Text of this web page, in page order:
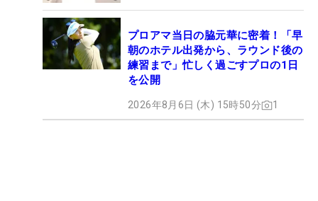
プロアマ当日の脇元華に密着！「早
朝のホテル出発から、ラウンド後の
練習まで」忙しく過ごすプロの1日
を公開
2026年8月6日 (木) 15時50分 1